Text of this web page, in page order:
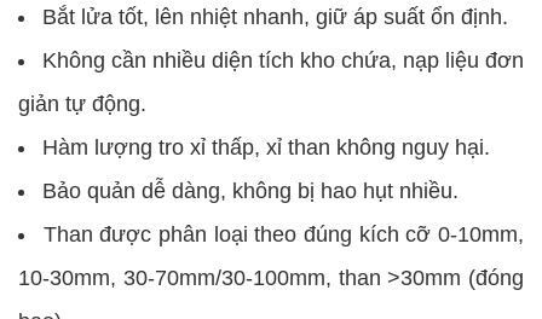
Bắt lửa tốt, lên nhiệt nhanh, giữ áp suất ổn định.
Không cần nhiều diện tích kho chứa, nạp liệu đơn
giản tự động.
Hàm lượng tro xỉ thấp, xỉ than không nguy hại.
Bảo quản dễ dàng, không bị hao hụt nhiều.
Than được phân loại theo đúng kích cỡ 0-10mm,
10-30mm, 30-70mm/30-100mm, than >30mm (đóng